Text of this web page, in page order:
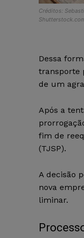
Créditos:
Dessa
transporte
de um
Após a
fim de
(TJSP).
A decisão
nova
liminar.